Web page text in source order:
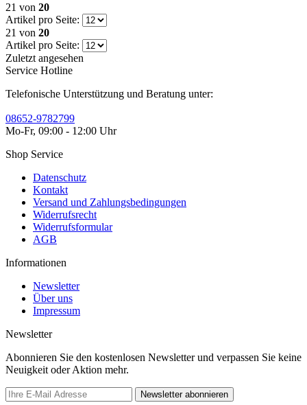
21 von 20
Artikel pro Seite:
21 von 20
Artikel pro Seite:
Zuletzt angesehen
Service Hotline
Telefonische Unterstützung und Beratung unter:
08652-9782799
Mo-Fr, 09:00 - 12:00 Uhr
Shop Service
Datenschutz
Kontakt
Versand und Zahlungsbedingungen
Widerrufsrecht
Widerrufsformular
AGB
Informationen
Newsletter
Über uns
Impressum
Newsletter
Abonnieren Sie den kostenlosen Newsletter und verpassen Sie keine
Neuigkeit oder Aktion mehr.
Newsletter abonnieren